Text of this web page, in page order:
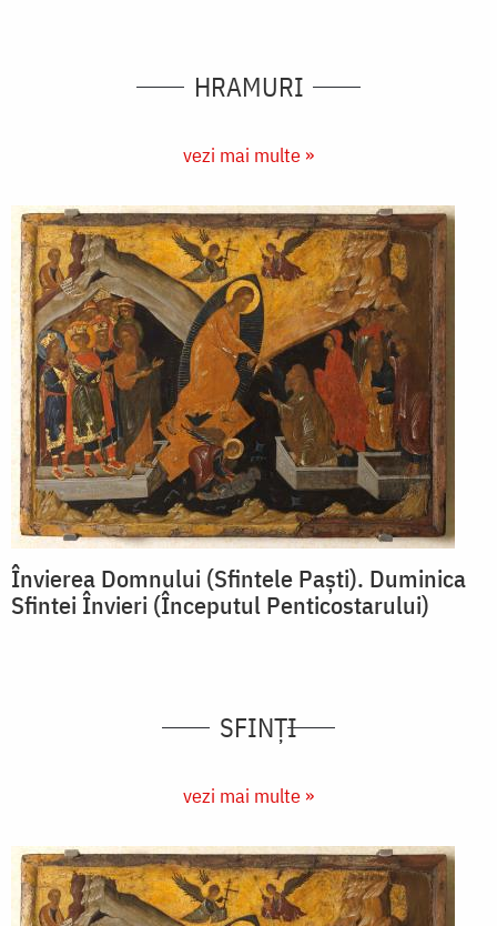
HRAMURI
vezi mai multe »
Învierea Domnului (Sfintele Paști). Duminica
Sfintei Învieri (Începutul Penticostarului)
SFINȚI
vezi mai multe »